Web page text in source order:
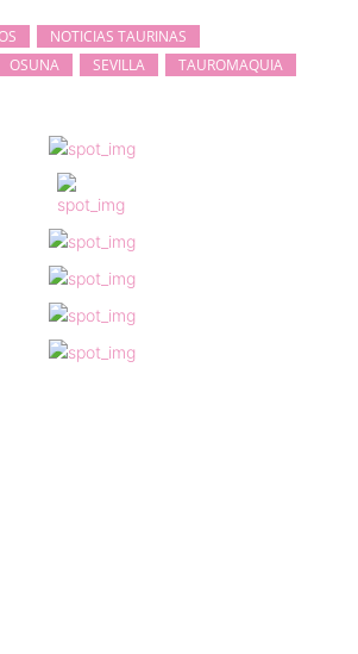
NOTICIAS TAURINAS
OSUNA SEVILLA TAUROMAQUIA